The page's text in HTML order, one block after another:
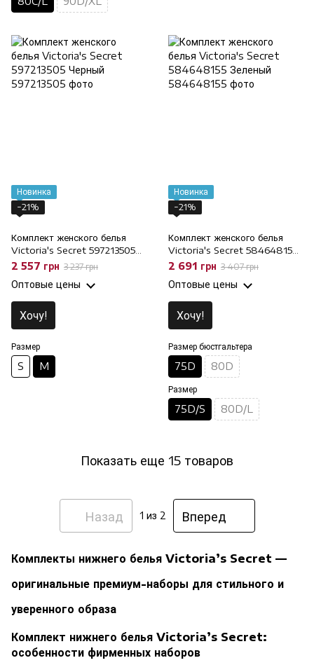
Новинка
−21%
Комплект женского белья
Victoria's Secret 597213505
Черный, M
2 557 грн 3 237 грн
Оптовые цены
Хочу!
Размер
S M
Новинка
−21%
Комплект женского белья
Victoria's Secret 584648155
Зеленый, 75D/S, 75D
2 691 грн 3 407 грн
Оптовые цены
Хочу!
Размер бюстгальтера
75D 80D
Размер
75D/S 80D/L
Показать еще 15 товаров
Назад 1 из 2 Вперед
Комплекты нижнего белья Victoria’s Secret —
оригинальные премиум-наборы для стильного и
уверенного образа
Комплект нижнего белья Victoria’s Secret:
особенности фирменных наборов